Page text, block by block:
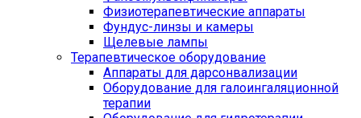
Физиотерапевтические аппараты
Фундус-линзы и камеры
Щелевые лампы
Терапевтическое оборудование
Аппараты для дарсонвализации
Оборудование для галоингаляционной
терапии